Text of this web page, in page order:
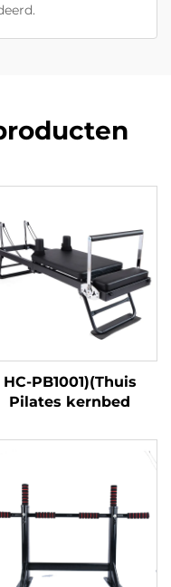
HC-PB1001)(Thuis
Pilates kernbed